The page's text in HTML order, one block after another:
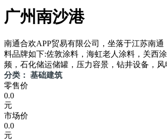
广州南沙港
南通合欢APP贸易有限公司，坐落于江苏
料品牌如下:佐敦涂料，海虹老人涂料，关西
频，石化储运储罐，压力容景，钻井设备
分类： 基础建筑
零售价
0.0
元
市场价
0.0
元